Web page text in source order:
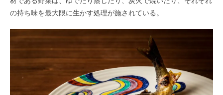
の持ち味を最大限に生かす処理が施されている。